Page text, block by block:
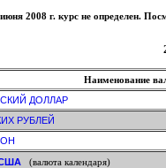
2008 г. курс не определен.
Наименование
ДОЛЛАР
РУБЛЕЙ
(валюта календаря)